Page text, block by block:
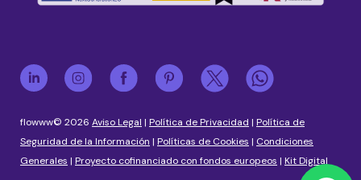
flowww© 2026 Aviso Legal | Política de Privacidad | Política de
Seguridad de la Información | Políticas de Cookies | Condiciones
Generales | Proyecto cofinanciado con fondos europeos | Kit Digital